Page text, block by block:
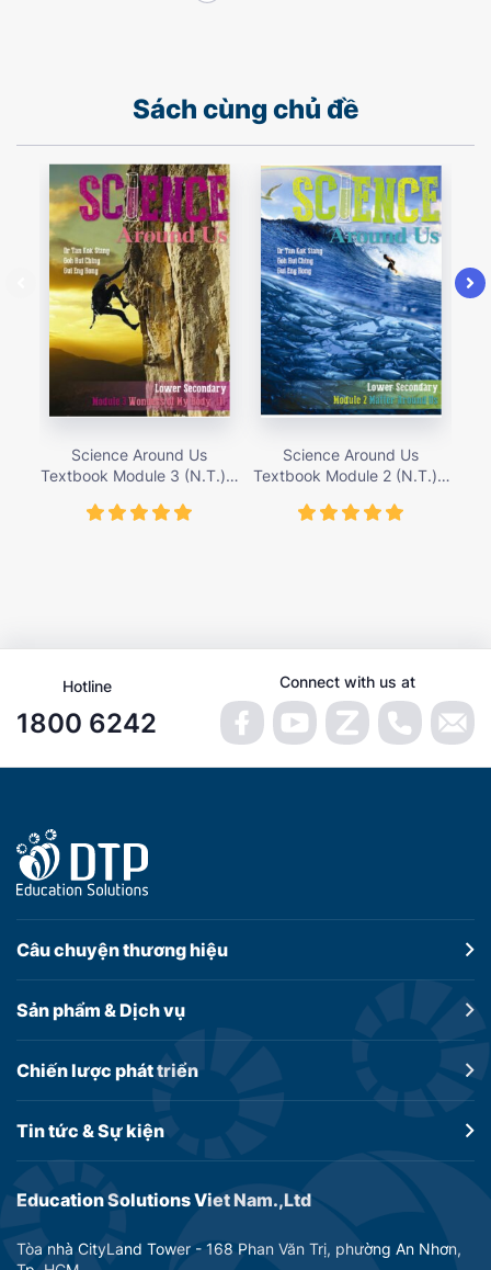
Sách cùng chủ đề
Science Around Us
Textbook Module 3 (N.T.) –
Science Around Us
Textbook Module 2 (N.T.) –
Hotline
1800 6242
Connect with us at
Education Solutions Viet Nam.,Ltd
Tòa nhà CityLand Tower - 168 Phan Văn Trị, phường An Nhơn,
Câu chuyệnthương hiệu
Sản phẩm &Dịch vụ
Chiến lược phát triển
Tin tức &Sự kiện